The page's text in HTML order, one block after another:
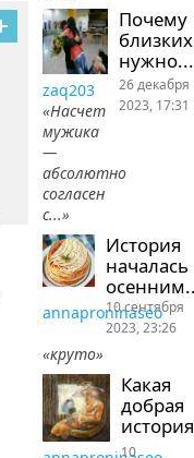
Почему
близких
нужно...
zaq203
«Насчет
мужика
—
абсолютно
согласен
с...»
26 декабря
2023, 17:31
История
началась
annaproninaseo
«круто»
10 сентября
2023, 23:26
Какая
добрая
история
10